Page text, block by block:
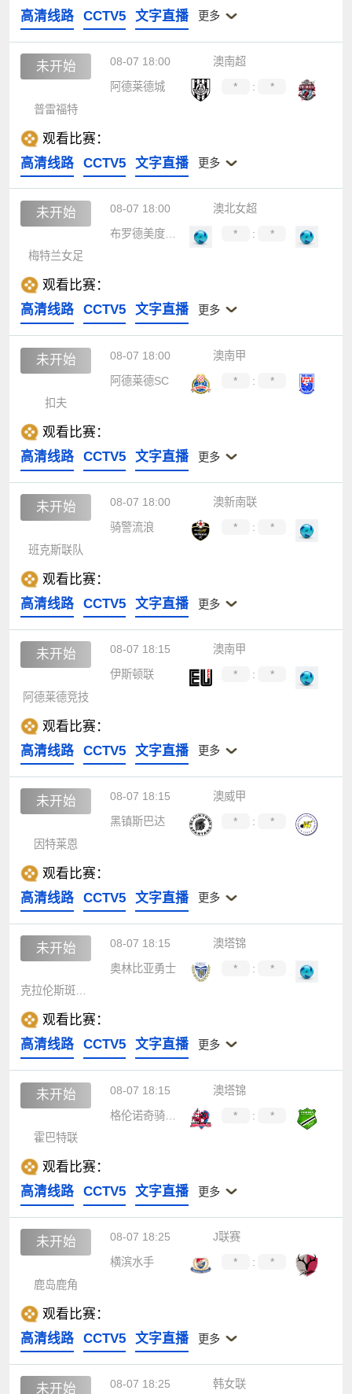
高清线路
CCTV5 文字直播 更多
未开始 08-07 18:00
澳南超
阿德莱德城
* :
*
普雷福特
观看比赛：
高清线路
CCTV5 文字直播 更多
未开始 08-07 18:00
澳北女超
布罗德美度兰女足
* :
*
梅特兰女足
观看比赛：
高清线路
CCTV5 文字直播 更多
未开始 08-07 18:00
澳南甲
阿德莱德SC
* :
*
扣夫
观看比赛：
高清线路
CCTV5 文字直播 更多
未开始 08-07 18:00
澳新南联
骑警流浪
* :
*
班克斯联队
观看比赛：
高清线路
CCTV5 文字直播 更多
未开始 08-07 18:15
澳南甲
伊斯顿联
* :
*
阿德莱德竞技
观看比赛：
高清线路
CCTV5 文字直播 更多
未开始 08-07 18:15
澳威甲
黑镇斯巴达
* :
*
因特莱恩
观看比赛：
高清线路
CCTV5 文字直播 更多
未开始 08-07 18:15
澳塔锦
奥林比亚勇士
* :
*
克拉伦斯斑马后备队
观看比赛：
高清线路
CCTV5 文字直播 更多
未开始 08-07 18:15
澳塔锦
格伦诺奇骑士后备队
* :
*
霍巴特联
观看比赛：
高清线路
CCTV5 文字直播 更多
未开始 08-07 18:25
J联赛
横滨水手
* :
*
鹿岛鹿角
观看比赛：
高清线路
CCTV5 文字直播 更多
未开始 08-07 18:25 韩女联